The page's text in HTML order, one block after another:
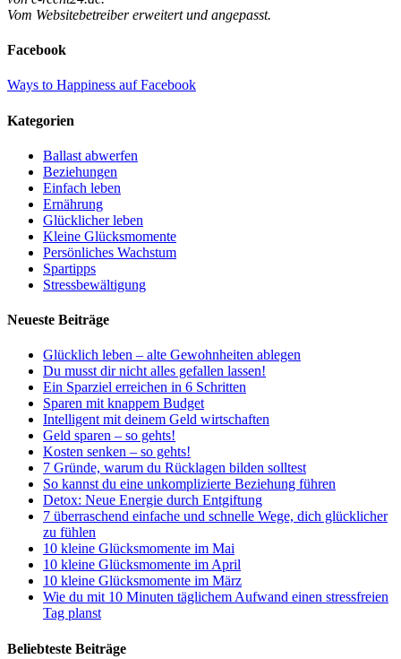
Vom Websitebetreiber erweitert und angepasst.
Facebook
Ways to Happiness auf Facebook
Kategorien
Ballast abwerfen
Beziehungen
Einfach leben
Ernährung
Glücklicher leben
Kleine Glücksmomente
Persönliches Wachstum
Spartipps
Stressbewältigung
Neueste Beiträge
Glücklich leben – alte Gewohnheiten ablegen
Du musst dir nicht alles gefallen lassen!
Ein Sparziel erreichen in 6 Schritten
Sparen mit knappem Budget
Intelligent mit deinem Geld wirtschaften
Geld sparen – so gehts!
Kosten senken – so gehts!
7 Gründe, warum du Rücklagen bilden solltest
So kannst du eine unkomplizierte Beziehung führen
Detox: Neue Energie durch Entgiftung
7 überraschend einfache und schnelle Wege, dich glücklicher
zu fühlen
10 kleine Glücksmomente im Mai
10 kleine Glücksmomente im April
10 kleine Glücksmomente im März
Wie du mit 10 Minuten täglichem Aufwand einen stressfreien
Tag planst
Beliebteste Beiträge